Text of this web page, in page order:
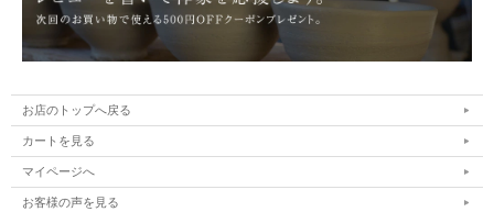
お店のトップへ戻る
カートを見る
マイページへ
お客様の声を見る